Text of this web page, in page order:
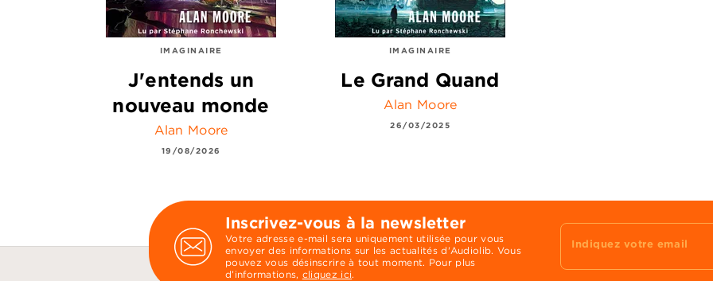
IMAGINAIRE
J'entends un
nouveau monde
Alan Moore
19/08/2026
IMAGINAIRE
Le Grand Quand
Alan Moore
26/03/2025
Inscrivez-vous à la newsletter
Votre adresse e-mail sera uniquement utilisée pour vous
envoyer des informations sur les actualités d'Audiolib. Vous
pouvez vous désinscrire à tout moment. Pour plus
d’informations, cliquez ici.
Indiquez votre email